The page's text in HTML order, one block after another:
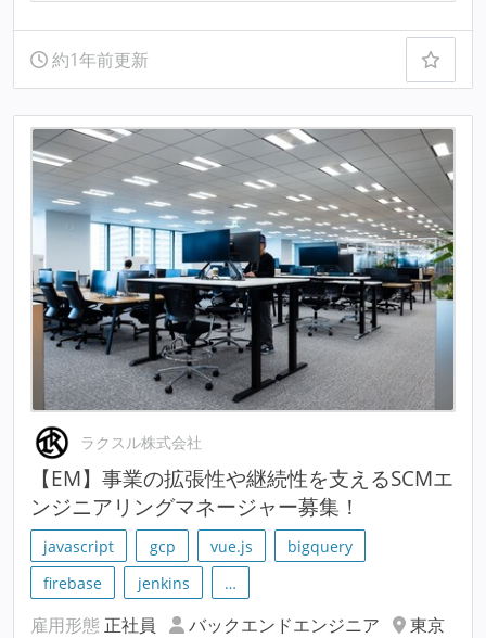
約1年前更新
ラクスル株式会社
【EM】事業の拡張性や継続性を支えるSCMエ
ンジニアリングマネージャー募集！
javascript gcp vue.js
bigquery
firebase
jenkins …
雇用形態 正社員 バックエンドエンジニア
東京